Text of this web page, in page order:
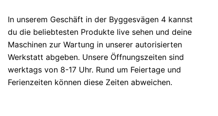
In unserem Geschäft in der Byggesvägen 4 kannst
du die beliebtesten Produkte live sehen und deine
Maschinen zur Wartung in unserer autorisierten
Werkstatt abgeben. Unsere Öffnungszeiten sind
werktags von 8-17 Uhr. Rund um Feiertage und
Ferienzeiten können diese Zeiten abweichen.